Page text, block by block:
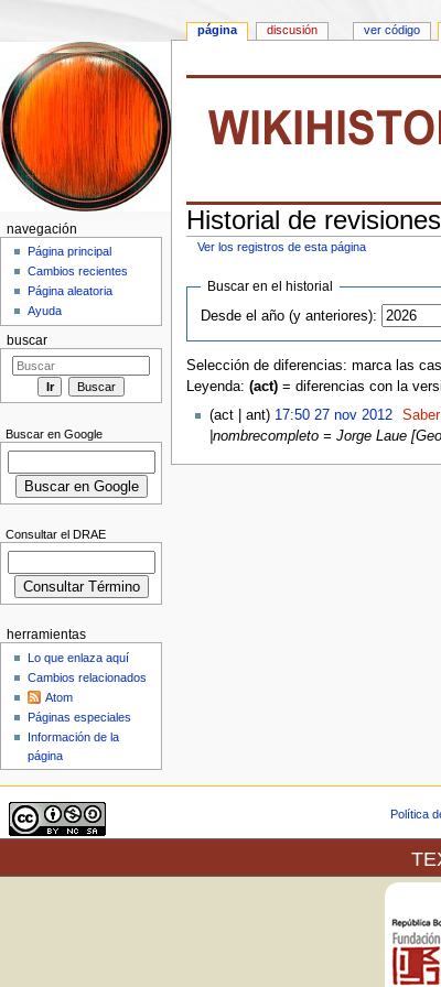
Historial de
Ver los registros de esta página
Buscar en el historial
Desde el año (y anteriores):
Selección de diferencias: marca las
Leyenda: (act)= diferencias con la
(act | ant) 17:50 27 nov 2012‎ Saber
|nombrecompleto = Jorge Laue
página discusión ver código
navegación
Página principal
Cambios recientes
Página aleatoria
Ayuda
buscar
Buscar en Google
Consultar el DRAE
herramientas
Lo que enlaza aquí
Cambios relacionados
Atom
Páginas especiales
Información de la
página
Política
La Galería de Arte
servicios de web
relación a la
exposiciones que en